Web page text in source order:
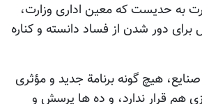
به حدیست که معین اداری وزارت،
برای دور شدن از فساد دانسته و کناره
هیچ گونه برنامة جدید و مؤثری
هم قرار ندارد، و ده ها پرسش و